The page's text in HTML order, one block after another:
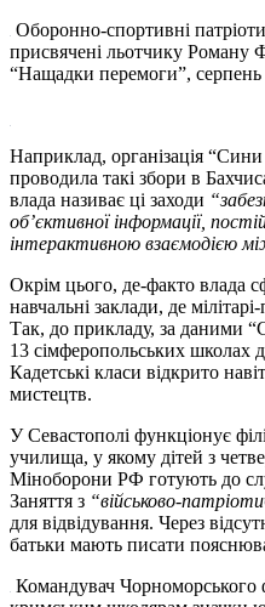
Оборонно-спортивні
присвячені льотчику Роману
“Нащадки перемоги”,
Наприклад, організація
проводила такі збори в
влада називає ці заходи
об’єктивної інформації,
інтерактивною взаємодією
Окрім цього, де-факто влада
навчальні заклади, де
Так, до прикладу, за даними
13 сімферопольських школах
Кадетські класи відкрито
мистецтв.
У Севастополі функціонує
училища, у якому дітей з
Міноборони РФ готують до
Заняття з “військово-
для відвідування. Через
батьки мають писати
Командувач